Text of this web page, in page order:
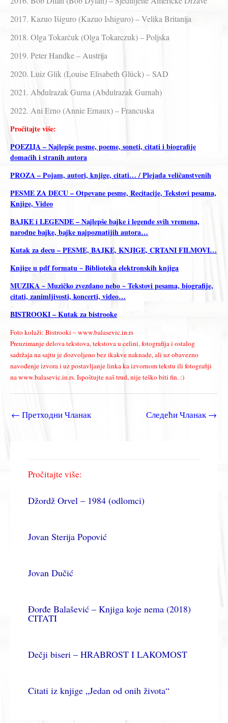
2017. Kazuo Išiguro (Kazuo Ishiguro) – Velika Britanija
2018. Olga Tokarčuk (Olga Tokarczuk) – Poljska
2019. Peter Handke – Austrija
2020. Luiz Glik (Louise Elisabeth Glück) – SAD
2021. Abdulrazak Gurna (Abdulrazak Gurnah)
2022. Ani Erno (Annie Ernaux) – Francuska
Pročitajte više:
POEZIJA – Najlepše pesme, poeme, soneti, citati i biografije
domaćih i stranih autora
PROZA – Pojam, autori, knjige, citati… / Plejada veličanstvenih
PESME ZA DECU – Otpevane pesme, Recitacije, Tekstovi pesama,
Knjige, Video
BAJKE i LEGENDE – Najlepše bajke i legende svih vremena,
narodne bajke, bajke najpoznatijih autora…
Kutak za decu – PESME, BAJKE, KNJIGE, CRTANI FILMOVI…
Knjige u pdf formatu ~ Biblioteka elektronskih knjiga
MUZIKA ~ Muzičko zvezdano nebo ~ Tekstovi pesama, biografije,
citati, zanimljivosti, koncerti, video…
BISTROOKI – Kutak za bistrooke
Foto kolaži: Bistrooki – www.balasevic.in.rs
Preuzimanje delova tekstova, tekstova u celini, fotografija i ostalog
sadržaja na sajtu je dozvoljeno bez ikakve naknade, ali uz obavezno
navođenje izvora i uz postavljanje linka ka izvornom tekstu ili fotografiji
na www.balasevic.in.rs. Ispoštujte naš trud, nije teško biti fin. :)
← Претходни Чланак Следећи Чланак→
Pročitajte više:
Džordž Orvel – 1984 (odlomci)
Jovan Sterija Popović
Jovan Dučić
Đorđe Balašević – Knjiga koje nema (2018)
CITATI
Dečji biseri – HRABROST I LAKOMOST
Citati iz knjige „Jedan od onih života“